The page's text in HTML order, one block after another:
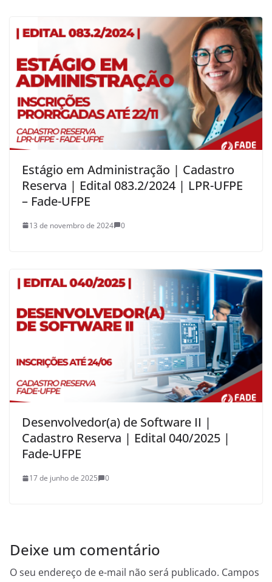
Estágio em Administração | Cadastro
Reserva | Edital 083.2/2024 | LPR-UFPE
– Fade-UFPE
13 de novembro de 2024 0
Desenvolvedor(a) de Software II |
Cadastro Reserva | Edital 040/2025 |
Fade-UFPE
17 de junho de 2025 0
Deixe um comentário
O seu endereço de e-mail não será publicado. Campos